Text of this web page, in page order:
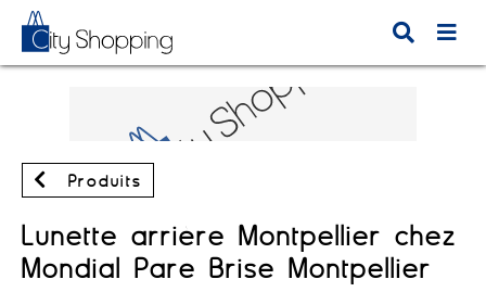
Produits
Lunette arrière Montpellier chez
Mondial Pare Brise Montpellier